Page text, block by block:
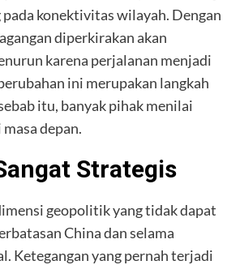
konektivitas wilayah. Dengan
diperkirakan akan
karena perjalanan menjadi
ini merupakan langkah
itu, banyak pihak menilai
depan.
Strategis
geopolitik yang tidak dapat
China dan selama
Ketegangan yang pernah terjadi